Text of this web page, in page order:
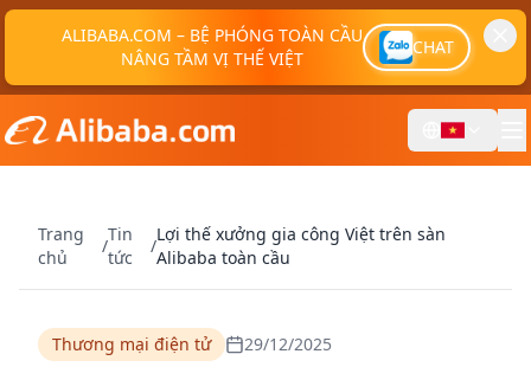
ALIBABA.COM – BỆ PHÓNG TOÀN CẦU
NÂNG TẦM VỊ THẾ VIỆT
CHAT
Trang
chủ
/
Tin
tức
/
Lợi thế xưởng gia công Việt trên sàn
Alibaba toàn cầu
Thương mại điện tử 29/12/2025